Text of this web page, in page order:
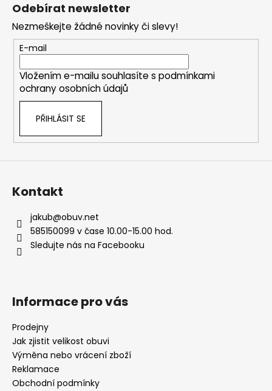
p
r
v
k
y
u
í
Odebírat newsletter
Nezmeškejte žádné novinky či slevy!
E-mail
Vložením e-mailu souhlasíte s podmínkami
ochrany osobních údajů
PŘIHLÁSIT SE
Kontakt
jakub@obuv.net
585150099 v čase 10.00-15.00 hod.
Sledujte nás na Facebooku
Informace pro vás
Prodejny
Jak zjistit velikost obuvi
Výměna nebo vrácení zboží
Reklamace
Obchodní podmínky